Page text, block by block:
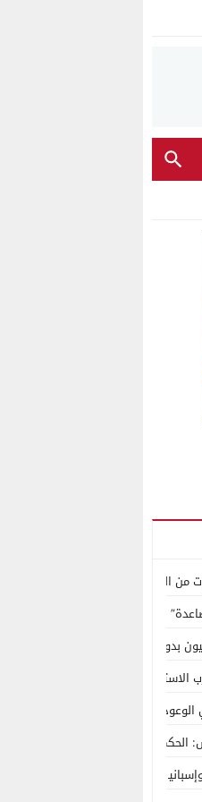
رقمية منظمة حرّضت على اقتحام سبتة
في سوق المعادن الاستراتيجية
بدون ماء؟
على الكفاءة ويمنح الشباب
الفارغة لصناعة الواقع؟
الذاتي هو الأساس الوحيد لحل